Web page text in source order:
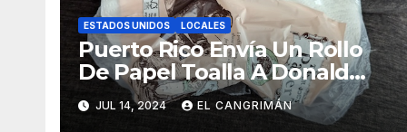
ESTADOS UNIDOS LOCALES
Puerto Rico Envía Un Rollo
De Papel Toalla A Donald
Trump Pa’ Que Use Las Hojas
De Curita
JUL 14, 2024 EL CANGRIMÁN